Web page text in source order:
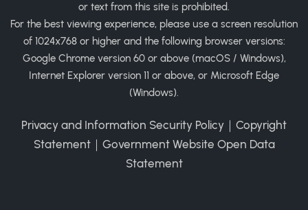
or text from this site is prohibited.
For the best viewing experience, please use a screen resolution
of 1024x768 or higher and the following browser versions:
Google Chrome version 60 or above (macOS / Windows),
Internet Explorer version 11 or above, or Microsoft Edge
(Windows).
Privacy and Information Security Policy ｜ Copyright
Statement｜ Government Website Open Data
Statement